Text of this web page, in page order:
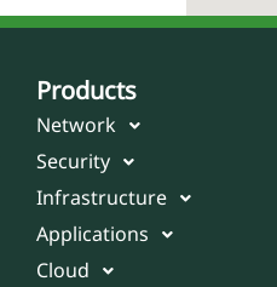
Products
Network
Security
Infrastructure
Applications
Cloud